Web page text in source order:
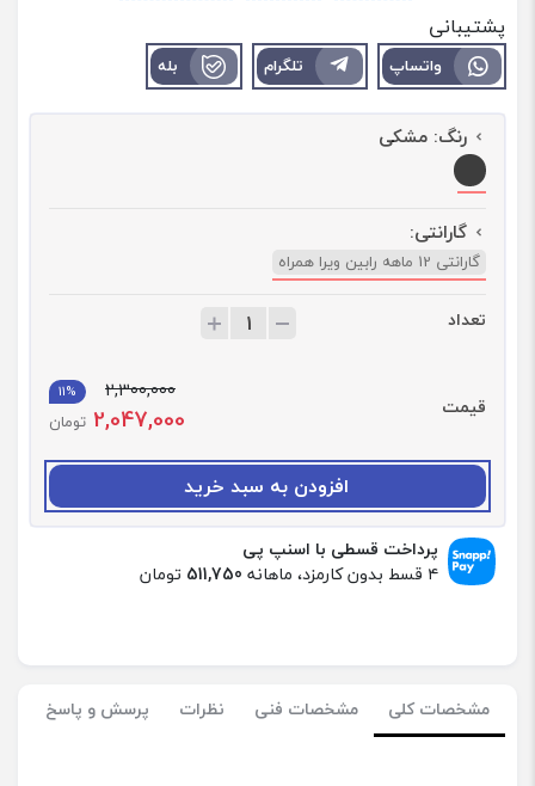
پشتیبانی
واتساپ تلگرام بله
رنگ: مشکی
گارانتی:
گارانتی 12 ماهه رابین ویرا همراه
تعداد
ک
ا
ب
ل
ش
0
قیمت
2,300,000
11%
2,047,000 تومان
افزودن به سبد خرید
پرداخت قسطی با اسنپ پی
۴ قسط بدون کارمزد، ماهانه
511,750 تومان
مشخصات کلی مشخصات فنی نظرات پرسش و پاسخ